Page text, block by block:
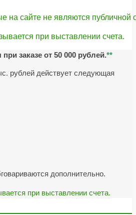
на сайте не являются публичной
при выставлении счета.
заказе от 50 000 рублей.**
рублей действует следующая
дополнительно.
при выставлении счета.